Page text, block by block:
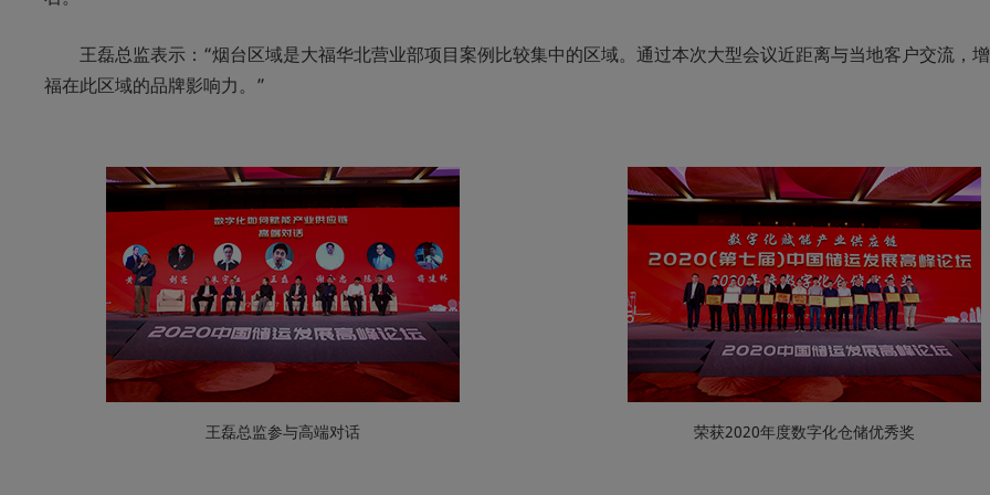
王磊总监表示：“烟台区域是大福华北营业部项目案例比较集中的区域。通过本次大型会议近距离与当地客户交流，
福在此区域的品牌影响力。”
王磊总监参与高端对话 荣获2020年度数字化仓储优秀奖